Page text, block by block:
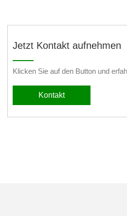
Jetzt Kontakt aufnehmen
Klicken Sie auf den Button und
Kontakt